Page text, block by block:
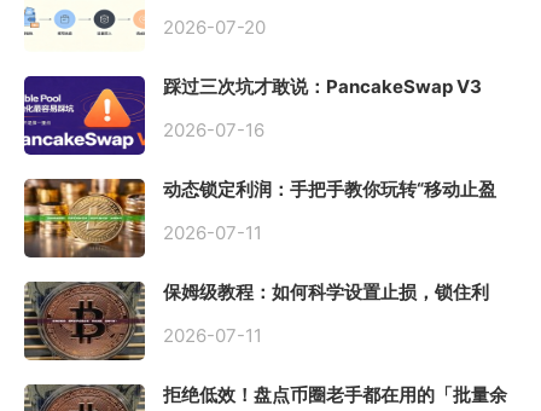
2026-07-20
踩过三次坑才敢说：PancakeSwap V3
初始化
2026-07-16
动态锁定利润：手把手教你玩转“移动止盈
2026-07-11
保姆级教程：如何科学设置止损，锁住利
2026-07-11
拒绝低效！盘点币圈老手都在用的「批量余